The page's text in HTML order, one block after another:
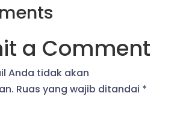
a Comment
Anda tidak akan
Ruas yang wajib ditandai *